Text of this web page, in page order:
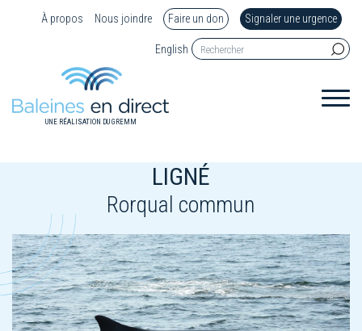
À propos Nous joindre Faire un don Signaler une urgence
English
UNE RÉALISATION DU GREMM
LIGNÉ
Rorqual commun